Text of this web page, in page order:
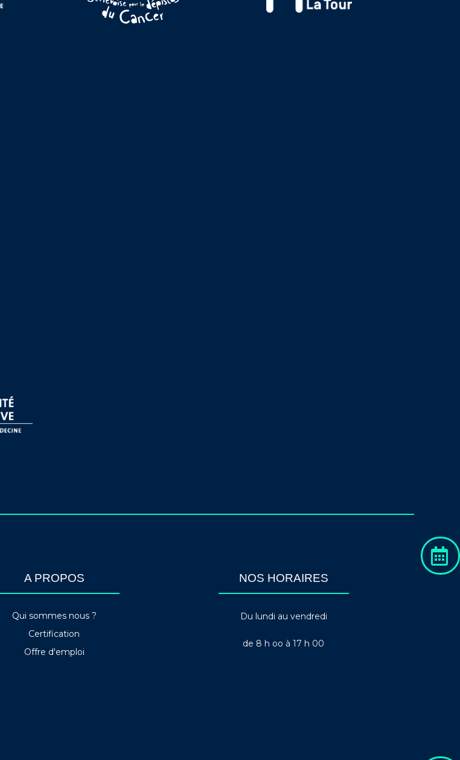
A PROPOS
Qui sommes nous ?
Certification
Offre d'emploi
NOS HORAIRES
Du lundi au vendredi
de 8 h oo à 17 h 00